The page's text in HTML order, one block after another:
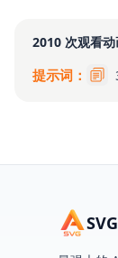
2010 次观看
提示词：